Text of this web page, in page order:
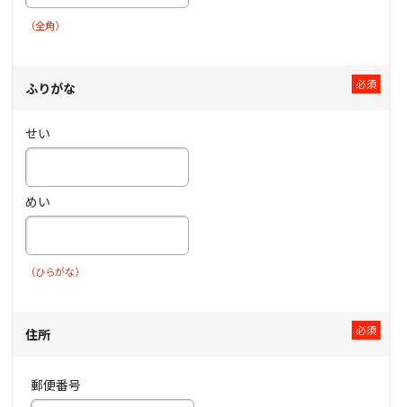
（全角）
ふりがな
せい
めい
（ひらがな）
住所
郵便番号